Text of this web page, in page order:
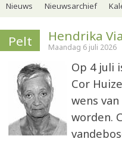
Nieuws Nieuwsarchief
Pelt Hendrika
Maandag 6 juli 2026
Op 4 juli
Cor
wens
worden.